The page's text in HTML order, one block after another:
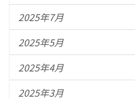
2025年7月
2025年5月
2025年4月
2025年3月